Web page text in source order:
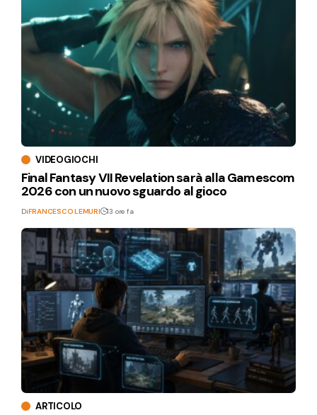
VIDEOGIOCHI
Final Fantasy VII Revelation sarà alla Gamescom
2026 con un nuovo sguardo al gioco
DiFRANCESCO LEMURI 13 ore fa
ARTICOLO